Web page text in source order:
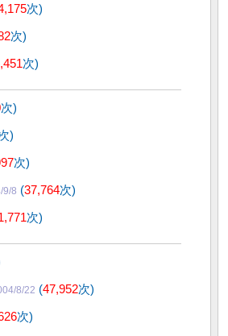
次)
次)
次)
次)
)
次)
9/8 (37,764次)
次)
8/22 (47,952次)
次)